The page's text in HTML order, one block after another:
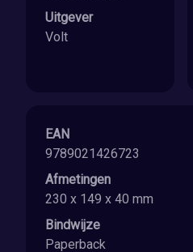
Uitgever
Volt
EAN
9789021426723
Afmetingen
230 x 149 x 40 mm
Bindwijze
Paperback